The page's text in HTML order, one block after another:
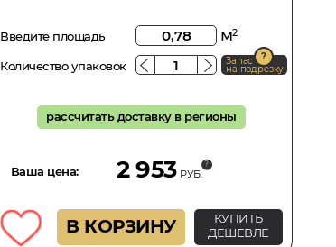
Введите площадь м2
Количество упаковок Запас
на подрезку
рассчитать доставку в регионы
Ваша цена: 2 953 РУБ.
В КОРЗИНУ
КУПИТЬ
ДЕШЕВЛЕ